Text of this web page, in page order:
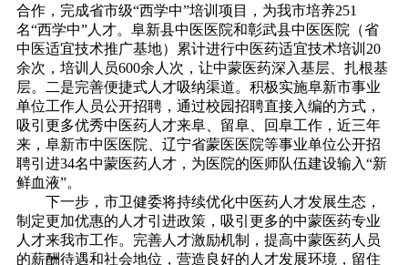
合作，完成省市级“西学中”培训项目，为我市培养251
名“西学中”人才。阜新县中医医院和彰武县中医医院（省
中医适宜技术推广基地）累计进行中医药适宜技术培训20
余次，培训人员600余人次，让中蒙医药深入基层、扎根基
层。二是完善便捷式人才吸纳渠道。积极实施阜新市事业
单位工作人员公开招聘，通过校园招聘直接入编的方式，
吸引更多优秀中医药人才来阜、留阜、回阜工作，近三年
来，阜新市中医医院、辽宁省蒙医医院等事业单位公开招
聘引进34名中蒙医药人才，为医院的医师队伍建设输入“新
鲜血液”。
下一步，市卫健委将持续优化中医药人才发展生态，
制定更加优惠的人才引进政策，吸引更多的中蒙医药专业
人才来我市工作。完善人才激励机制，提高中蒙医药人员
的薪酬待遇和社会地位，营造良好的人才发展环境，留住